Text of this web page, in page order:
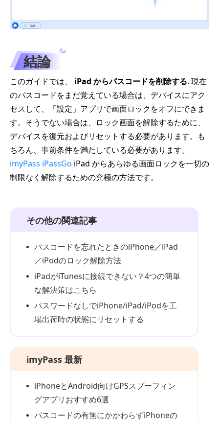
結論
このガイドでは、 iPad からパスコードを削除する. 現在
のパスコードをまだ覚えている場合は、デバイスにアク
セスして、「設定」アプリで画面ロックをオフにできま
す。そうでない場合は、ロック画面を解除するために、
デバイスを復元およびリセットする必要があります。も
ちろん、事前条件を満たしている必要があります。
imyPass iPassGo iPad からあらゆる画面ロックを一切の
制限なく解除するための究極の方法です。
その他の関連記事
パスコードを忘れたときのiPhone／iPad
／iPodのロック解除方法
iPadがiTunesに接続できない？4つの簡単
な解決策はこちら
パスワードなしでiPhone/iPad/iPodを工
場出荷時の状態にリセットする
imyPass 最新
iPhoneとAndroid向けGPSスプーフィン
グアプリおすすめ6選
パスコードの有無にかかわらずiPhoneの